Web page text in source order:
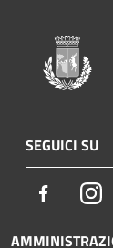
SEGUICI SU
Facebook